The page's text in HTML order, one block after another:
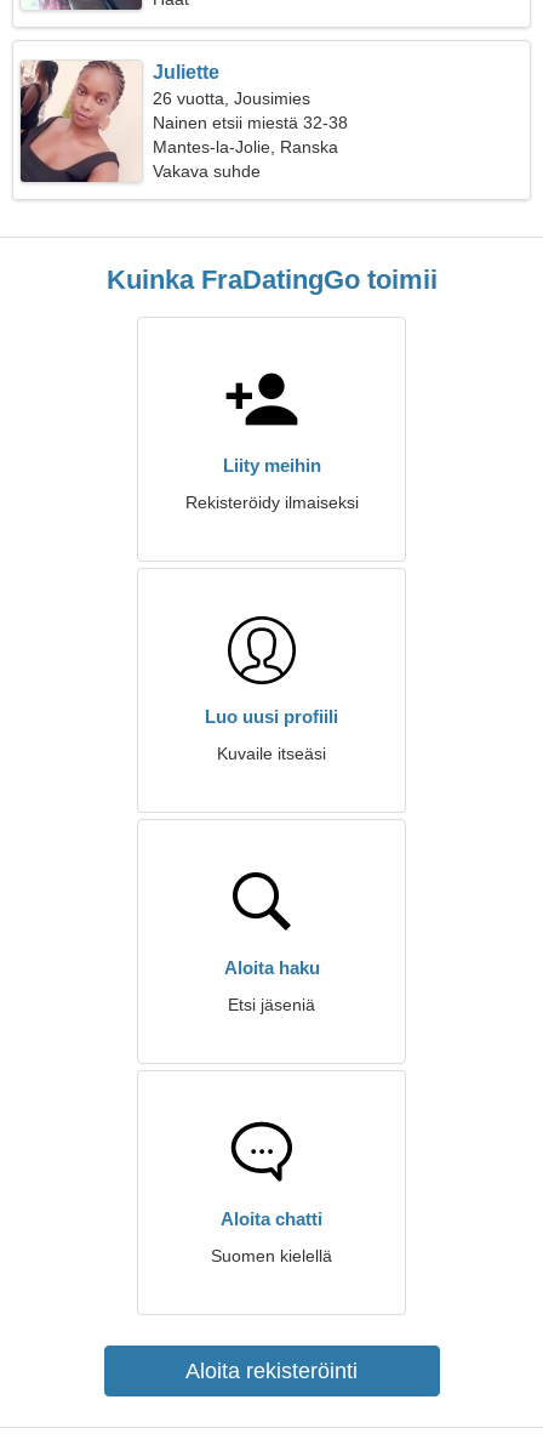
Juliette
26 vuotta, Jousimies
Nainen etsii miestä 32-38
Mantes-la-Jolie, Ranska
Vakava suhde
Kuinka FraDatingGo toimii
Liity meihin
Rekisteröidy ilmaiseksi
Luo uusi profiili
Kuvaile itseäsi
Aloita haku
Etsi jäseniä
Aloita chatti
Suomen kielellä
Aloita rekisteröinti